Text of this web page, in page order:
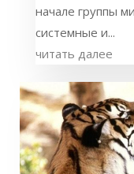
начале группы
системные и...
читать далее